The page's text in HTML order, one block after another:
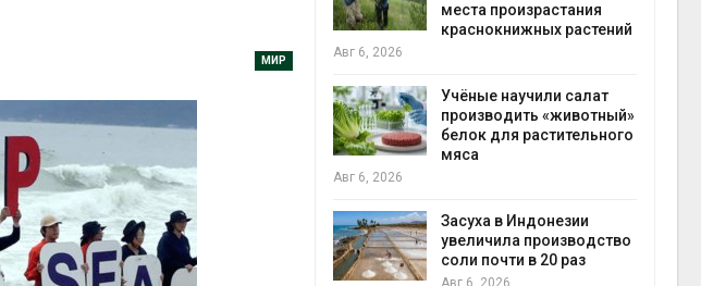
МИР
эвакуировали более 140
Авг 6, 2026
МЕГА и ВкусВилл
установили
экообменники для сбора
вторсырья
места произрастания
краснокнижных растений
Авг 6, 2026
Учёные научили салат
производить «животный»
белок для растительного
мяса
Авг 6, 2026
Засуха в Индонезии
увеличила производство
соли почти в 20 раз
Авг 6, 2026